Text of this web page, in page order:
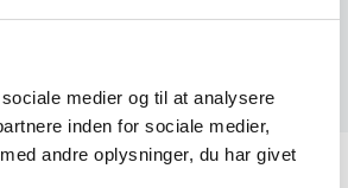
medier og til at analysere
inden for sociale medier,
andre oplysninger, du har givet
SPAR 50%